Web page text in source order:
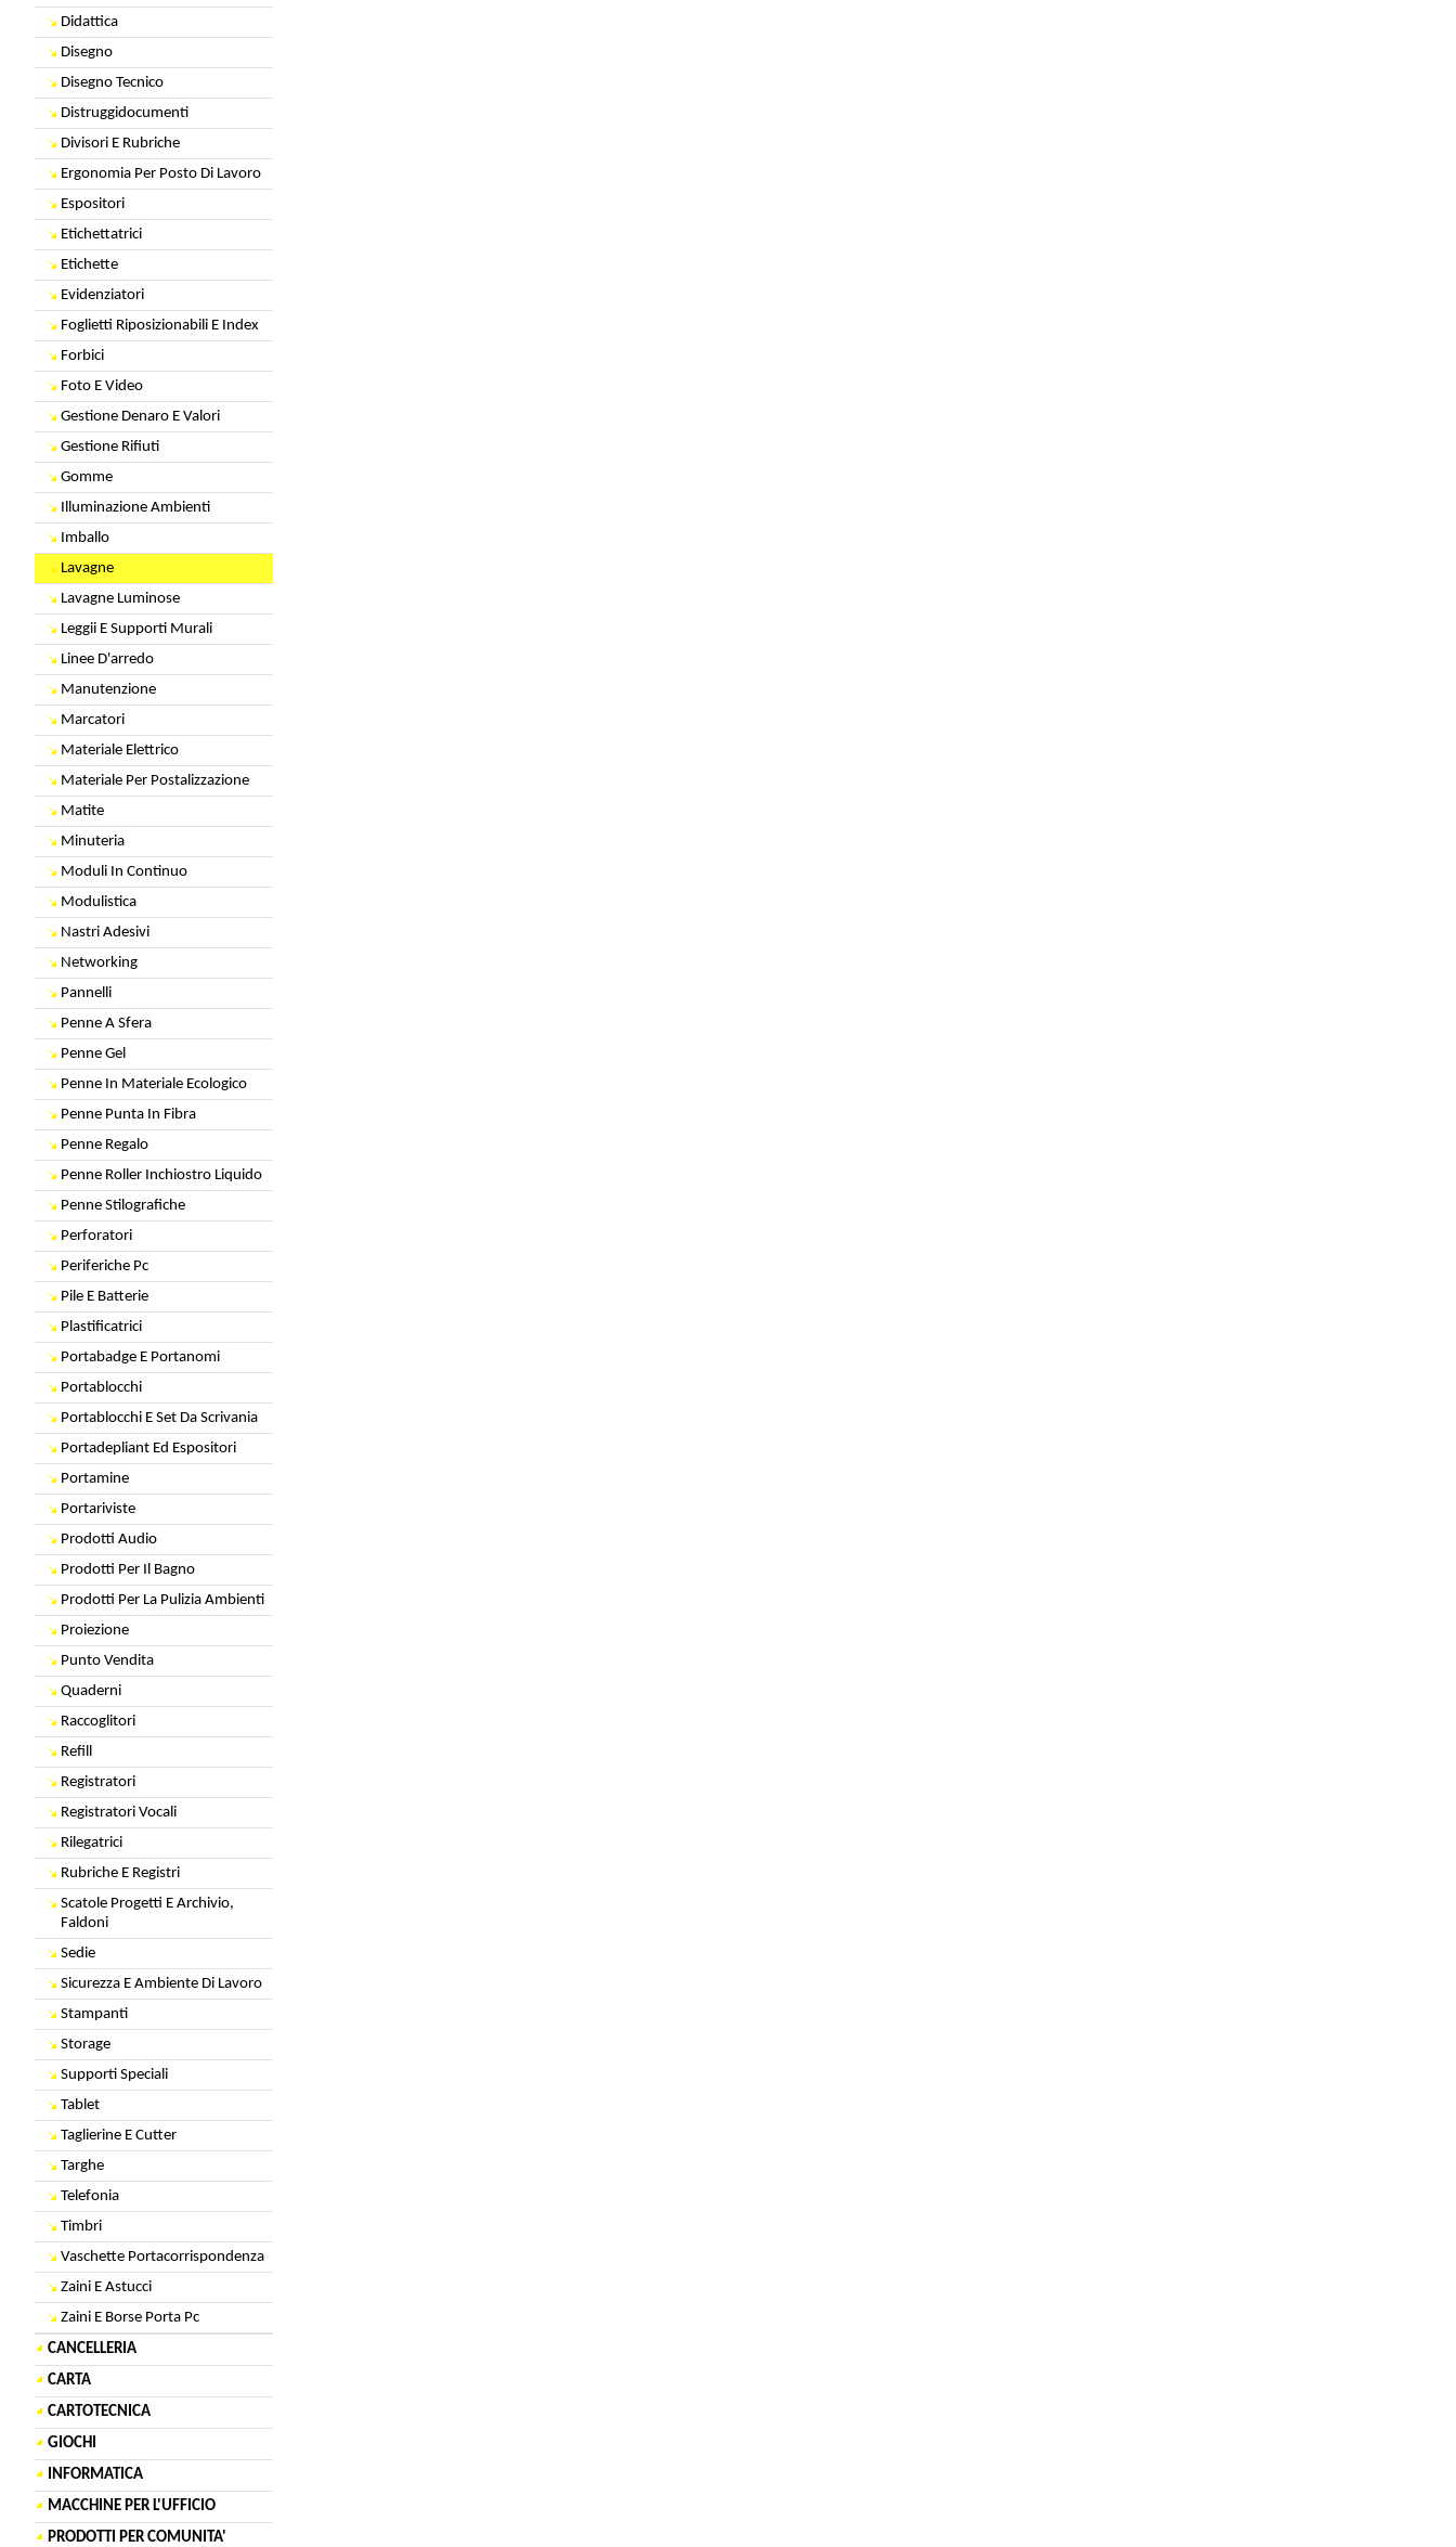
Didattica
Disegno
Disegno Tecnico
Distruggidocumenti
Divisori E Rubriche
Ergonomia Per Posto Di Lavoro
Espositori
Etichettatrici
Etichette
Evidenziatori
Foglietti Riposizionabili E Index
Forbici
Foto E Video
Gestione Denaro E Valori
Gestione Rifiuti
Gomme
Illuminazione Ambienti
Imballo
Lavagne
Lavagne Luminose
Leggii E Supporti Murali
Linee D'arredo
Manutenzione
Marcatori
Materiale Elettrico
Materiale Per Postalizzazione
Matite
Minuteria
Moduli In Continuo
Modulistica
Nastri Adesivi
Networking
Pannelli
Penne A Sfera
Penne Gel
Penne In Materiale Ecologico
Penne Punta In Fibra
Penne Regalo
Penne Roller Inchiostro Liquido
Penne Stilografiche
Perforatori
Periferiche Pc
Pile E Batterie
Plastificatrici
Portabadge E Portanomi
Portablocchi
Portablocchi E Set Da Scrivania
Portadepliant Ed Espositori
Portamine
Portariviste
Prodotti Audio
Prodotti Per Il Bagno
Prodotti Per La Pulizia Ambienti
Proiezione
Punto Vendita
Quaderni
Raccoglitori
Refill
Registratori
Registratori Vocali
Rilegatrici
Rubriche E Registri
Scatole Progetti E Archivio,
Faldoni
Sedie
Sicurezza E Ambiente Di Lavoro
Stampanti
Storage
Supporti Speciali
Tablet
Taglierine E Cutter
Targhe
Telefonia
Timbri
Vaschette Portacorrispondenza
Zaini E Astucci
Zaini E Borse Porta Pc
CANCELLERIA
CARTA
CARTOTECNICA
GIOCHI
INFORMATICA
MACCHINE PER L'UFFICIO
PRODOTTI PER COMUNITA'